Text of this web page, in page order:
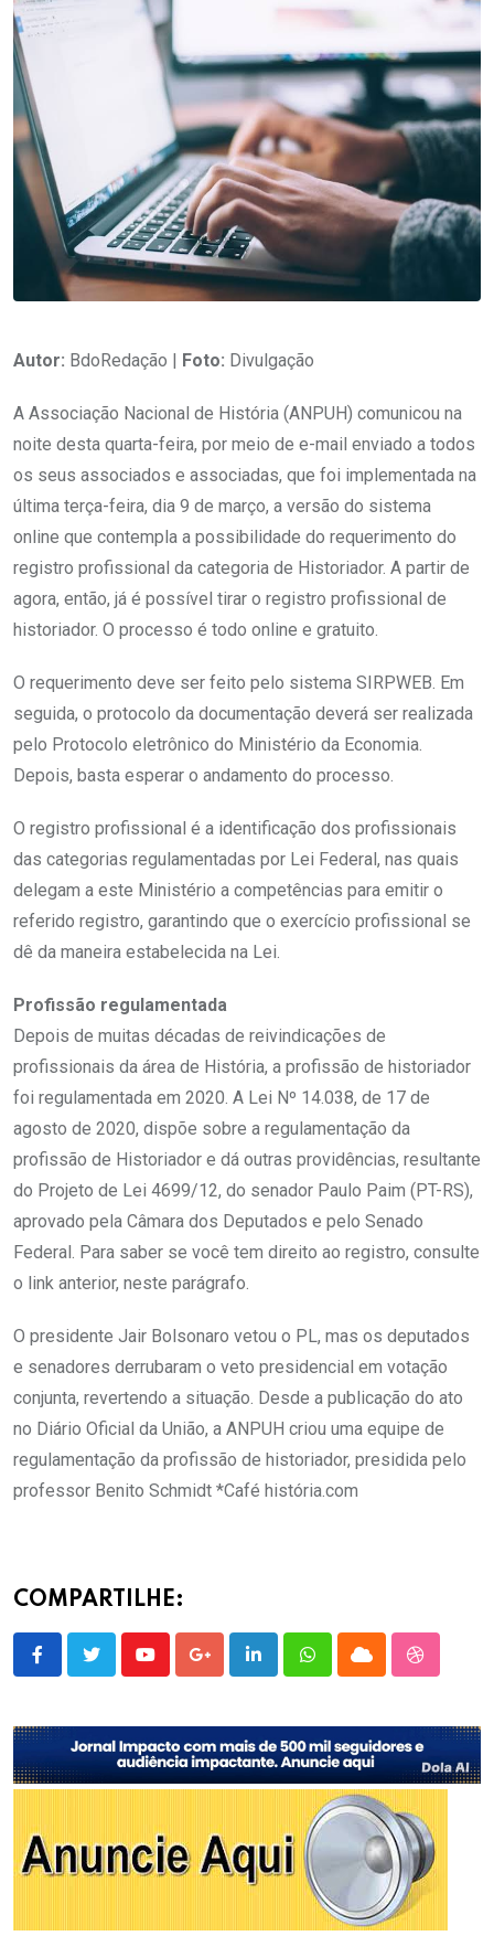
Autor: BdoRedação | Foto: Divulgação
A Associação Nacional de História (ANPUH) comunicou na
noite desta quarta-feira, por meio de e-mail enviado a todos
os seus associados e associadas, que foi implementada na
última terça-feira, dia 9 de março, a versão do sistema
online que contempla a possibilidade do requerimento do
registro profissional da categoria de Historiador. A partir de
agora, então, já é possível tirar o registro profissional de
historiador. O processo é todo online e gratuito.
O requerimento deve ser feito pelo sistema SIRPWEB. Em
seguida, o protocolo da documentação deverá ser realizada
pelo Protocolo eletrônico do Ministério da Economia.
Depois, basta esperar o andamento do processo.
O registro profissional é a identificação dos profissionais
das categorias regulamentadas por Lei Federal, nas quais
delegam a este Ministério a competências para emitir o
referido registro, garantindo que o exercício profissional se
dê da maneira estabelecida na Lei.
Profissão regulamentada
Depois de muitas décadas de reivindicações de
profissionais da área de História, a profissão de historiador
foi regulamentada em 2020. A Lei Nº 14.038, de 17 de
agosto de 2020, dispõe sobre a regulamentação da
profissão de Historiador e dá outras providências, resultante
do Projeto de Lei 4699/12, do senador Paulo Paim (PT-RS),
aprovado pela Câmara dos Deputados e pelo Senado
Federal. Para saber se você tem direito ao registro, consulte
o link anterior, neste parágrafo.
O presidente Jair Bolsonaro vetou o PL, mas os deputados
e senadores derrubaram o veto presidencial em votação
conjunta, revertendo a situação. Desde a publicação do ato
no Diário Oficial da União, a ANPUH criou uma equipe de
regulamentação da profissão de historiador, presidida pelo
professor Benito Schmidt *Café história.com
COMPARTILHE:
YoutubeGoogle+LinkedInWhatsappCloud